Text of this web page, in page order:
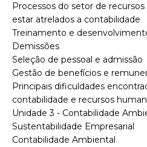
Processos do setor de
estar atrelados a contabilidade
Treinamento e
Demissões
Seleção de pessoal e admissão
Gestão de benefícios e
Principais dificuldades
contabilidade e recursos
Unidade 3 - Contabilidade
Sustentabilidade Empresarial
Contabilidade Ambiental